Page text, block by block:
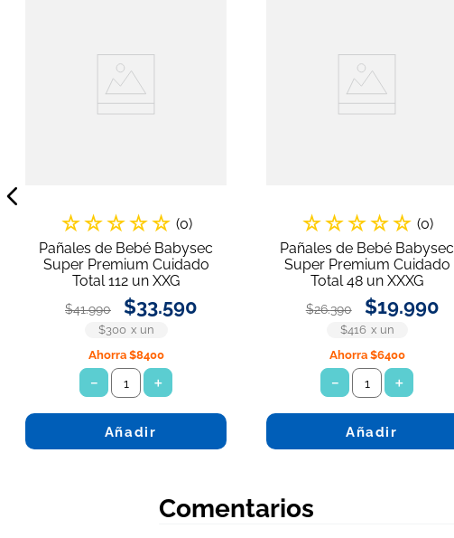
☆☆☆☆☆ (0)
Pañales de Bebé Babysec
Super Premium Cuidado
Total 112 un XXG
$41.990 $33.590
$300 x un
Ahorra $8400
＋
－
Añadir
☆☆☆☆☆ (0)
Pañales de Bebé Babysec
Super Premium Cuidado
Total 48 un XXXG
$26.390 $19.990
$416 x un
Ahorra $6400
＋
－
Añadir
Comentarios